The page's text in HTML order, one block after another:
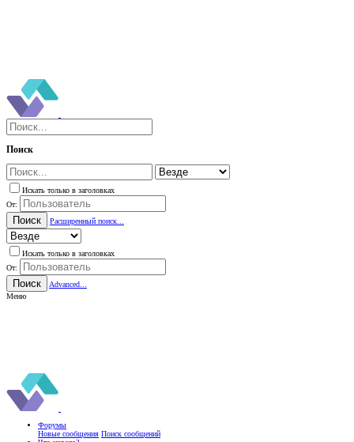
Поиск
Искать только в заголовках
От:
Поиск Расширенный поиск...
Искать только в заголовках
От:
Поиск
Advanced...
Меню
Форумы
Новые сообщения Поиск сообщений